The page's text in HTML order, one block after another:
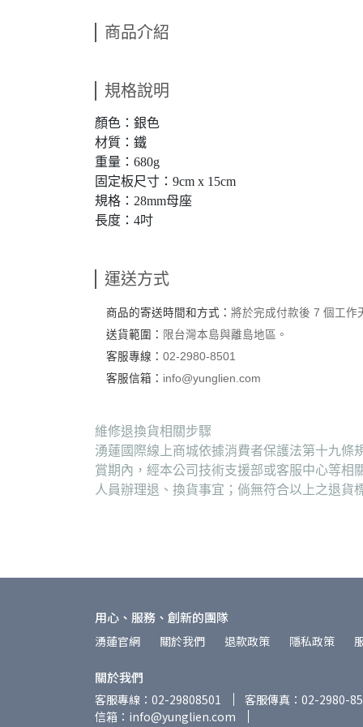
商品介紹
規格說明
顏色：銀色
材質：鐵
重量：680g
固定板尺寸：9cm x 15cm
規格：28mm母座
長度：4吋
運送方式
商品的寄送時間和方式： 將於完成付款後 7 個工作
送貨範圍： 限台灣本島與離島地區。
客服專線： 02-2980-8501
客服信箱： info@yunglien.com
維修退換貨相關步驟
湧蓮國際線上商城依據消費者保護法第十九條
賞期內，經本公司技術支援部或客服中心等
人員辦理退、換貨事宜；倘無符合以上之退
用心、服務、創新的團隊
湧蓮官網 關於我們 退款政策 隱私政策
關於我們
客服專線：02-29808501
客服傳真：02-2980-
信箱：info@yunglien.com